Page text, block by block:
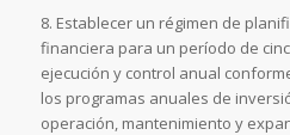
8. Establecer un régimen de
financiera para un período de
ejecución y control anual
los programas anuales de
operación, mantenimiento y